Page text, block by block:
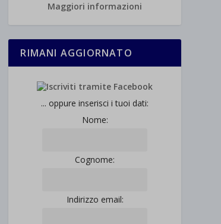
Maggiori informazioni
RIMANI AGGIORNATO
... oppure inserisci i tuoi dati:
Nome:
Cognome:
Indirizzo email: